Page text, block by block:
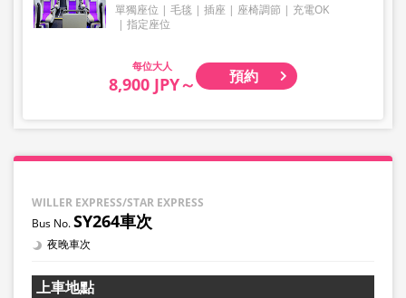
單獨座位 毛毯 插座 座椅調節
充電OK
指定座位
大人
8,900 JPY～ 預約
WILLER EXPRESS/STAR EXPRESS
SY264車次
夜晚車次
上車地點